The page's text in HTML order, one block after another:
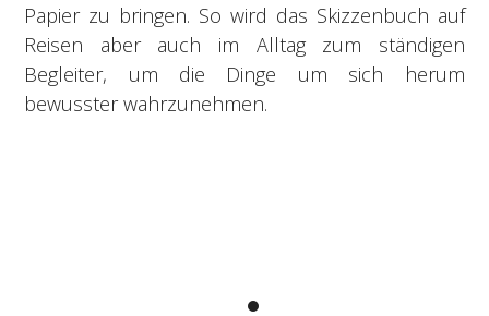
Papier zu bringen. So wird das Skizzenbuch auf
Reisen aber auch im Alltag zum ständigen
Begleiter, um die Dinge um sich herum
bewusster wahrzunehmen.